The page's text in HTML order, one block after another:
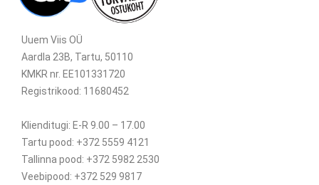
Uuem Viis OÜ
Aardla 23B, Tartu, 50110
KMKR nr. EE101331720
Registrikood: 11680452
Klienditugi: E-R 9.00 – 17.00
Tartu pood: +372 5559 4121
Tallinna pood: +372 5982 2530
Veebipood: +372 529 9817